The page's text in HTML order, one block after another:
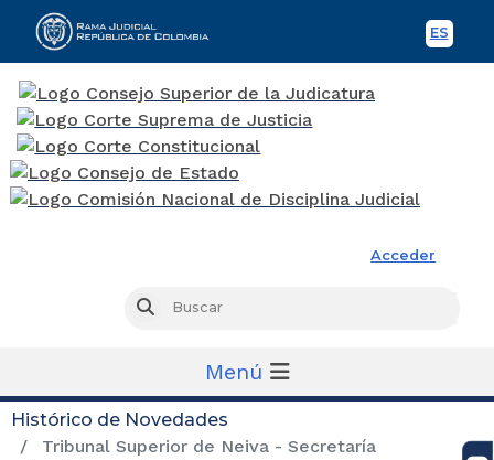
ES
Acceder
Buscar
Menú
Histórico de Novedades
Tribunal Superior de Neiva - Secretaría